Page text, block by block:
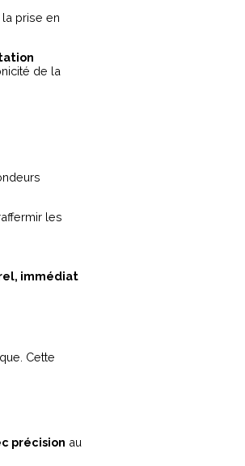
la prise en
de la
les
immédiat
Cette
précision au